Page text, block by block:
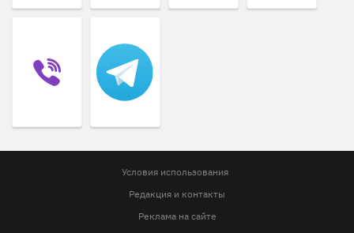
Условия использования
Редакция и контакты
Реклама на сайте